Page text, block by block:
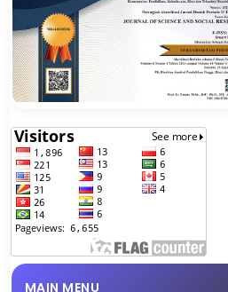
MAIN MENU